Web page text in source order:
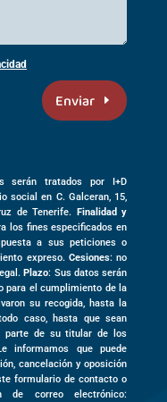
Enviar
serán tratados por I+D
social en C. Galceran, 15,
de Tenerife. Finalidad y
los fines especificados en
a sus peticiones o
expreso. Cesiones: no
Plazo: Sus datos serán
para el cumplimiento de la
su recogida, hasta la
caso, hasta que sean
parte de su titular de los
informamos que puede
cancelación y oposición
formulario de contacto o
de correo electrónico: